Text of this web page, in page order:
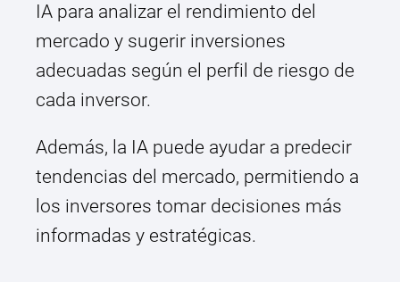
IA para analizar el rendimiento del
mercado y sugerir inversiones
adecuadas según el perfil de riesgo de
cada inversor.
Además, la IA puede ayudar a predecir
tendencias del mercado, permitiendo a
los inversores tomar decisiones más
informadas y estratégicas.